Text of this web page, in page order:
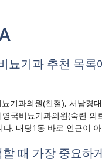
뇨기과 추천 목
기과의원(친절), 서남경
국비뇨기과의원(숙련
. 내당1동 바로 인근이
때 가장 중요하